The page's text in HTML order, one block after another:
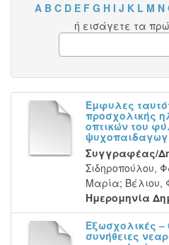
A B C D E F G H I J K L M N
ή εισάγετε τα
Εμφυλες
προσχολικής
οπτικών του
Συγγραφέας/
Σιδηροπούλου,
Μαρία; Βέλιου,
Ημερομηνία
Εξωσχολικές
συνήθειες